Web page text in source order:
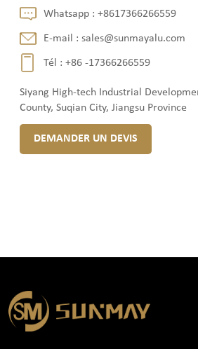
Whatsapp :+8617366266559
E-mail :sales@sunmayalu.com
Tél :+86 -17366266559
Siyang High-tech Industrial
County, Suqian City, Jiangsu Province
DEMANDER UN DEVIS